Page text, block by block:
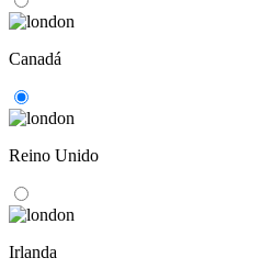
Canadá
Reino Unido
Irlanda